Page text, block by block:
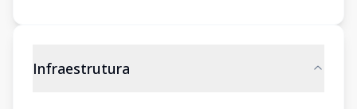
Infraestrutura